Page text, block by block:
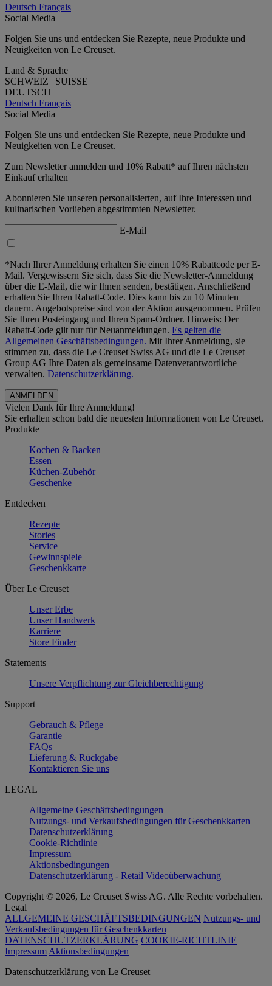
Deutsch Français
Social Media
Folgen Sie uns und entdecken Sie Rezepte, neue Produkte und
Neuigkeiten von Le Creuset.
Land & Sprache
SCHWEIZ | SUISSE
DEUTSCH
Deutsch Français
Social Media
Folgen Sie uns und entdecken Sie Rezepte, neue Produkte und
Neuigkeiten von Le Creuset.
Zum Newsletter anmelden und 10% Rabatt* auf Ihren nächsten
Einkauf erhalten
Abonnieren Sie unseren personalisierten, auf Ihre Interessen und
kulinarischen Vorlieben abgestimmten Newsletter.
E-Mail
*Nach Ihrer Anmeldung erhalten Sie einen 10% Rabattcode per E-
Mail. Vergewissern Sie sich, dass Sie die Newsletter-Anmeldung
über die E-Mail, die wir Ihnen senden, bestätigen. Anschließend
erhalten Sie Ihren Rabatt-Code. Dies kann bis zu 10 Minuten
dauern. Angebotspreise sind von der Aktion ausgenommen. Prüfen
Sie Ihren Posteingang und Ihren Spam-Ordner. Hinweis: Der
Rabatt-Code gilt nur für Neuanmeldungen. Es gelten die
Allgemeinen Geschäftsbedingungen. Mit Ihrer Anmeldung, sie
stimmen zu, dass die Le Creuset Swiss AG und die Le Creuset
Group AG Ihre Daten als gemeinsame Datenverantwortliche
verwalten. Datenschutzerklärung.
Vielen Dank für Ihre Anmeldung!
Sie erhalten schon bald die neuesten Informationen von Le Creuset.
Produkte
Kochen & Backen
Essen
Küchen-Zubehör
Geschenke
Entdecken
Rezepte
Stories
Service
Gewinnspiele
Geschenkkarte
Über Le Creuset
Unser Erbe
Unser Handwerk
Karriere
Store Finder
Statements
Unsere Verpflichtung zur Gleichberechtigung
Support
Gebrauch & Pflege
Garantie
FAQs
Lieferung & Rückgabe
Kontaktieren Sie uns
LEGAL
Allgemeine Geschäftsbedingungen
Nutzungs- und Verkaufsbedingungen für Geschenkkarten
Datenschutzerklärung
Cookie-Richtlinie
Impressum
Aktionsbedingungen
Datenschutzerklärung - Retail Videoüberwachung
Copyright © 2026, Le Creuset Swiss AG. Alle Rechte vorbehalten.
Legal
ALLGEMEINE GESCHÄFTSBEDINGUNGEN Nutzungs- und
Verkaufsbedingungen für Geschenkkarten
DATENSCHUTZERKLÄRUNG COOKIE-RICHTLINIE
Impressum Aktionsbedingungen
Datenschutz­erklärung von Le Creuset